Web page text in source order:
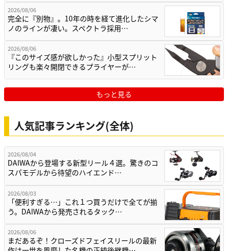
2026/08/06
完全に『別物』。10年の時を経て進化したシマ
ノのラインが凄い。スペクトラ採用…
2026/08/06
『このサイズ感が欲しかった』小型スプリット
リングも楽々開閉できるプライヤーが…
もっと見る
人気記事ランキング(全体)
2026/08/04
DAIWAから登場する新型リール４選。驚きのコ
スパモデルから待望のハイエンド…
2026/08/03
「便利すぎる…」これ１つ買うだけで全てが揃
う。DAIWAから発売されるタック…
2026/08/06
まだあるぞ！クローズドフェイスリールの最新